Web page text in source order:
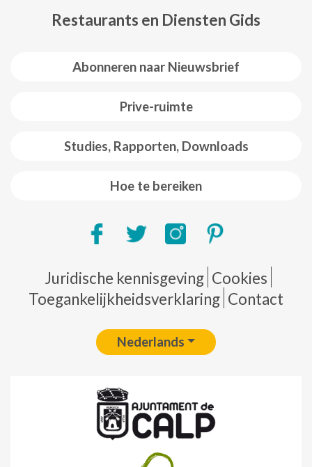
Abonneren naar Nieuwsbrief
Prive-ruimte
Studies, Rapporten, Downloads
Hoe te bereiken
Restaurants en Diensten Gids
Pie de página
Juridische kennisgeving Cookies
Toegankelijkheidsverklaring Contact
Nederlands